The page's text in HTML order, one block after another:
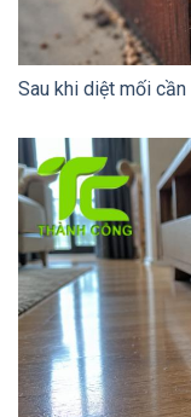
Sau khi diệt mối